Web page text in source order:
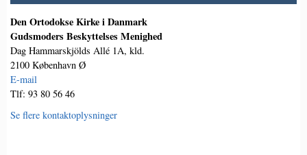
Den Ortodokse Kirke i Danmark
Gudsmoders Beskyttelses Menighed
Dag Hammarskjölds Allé 1A, kld.
2100 København Ø
E-mail
Tlf: 93 80 56 46
Se flere kontaktoplysninger